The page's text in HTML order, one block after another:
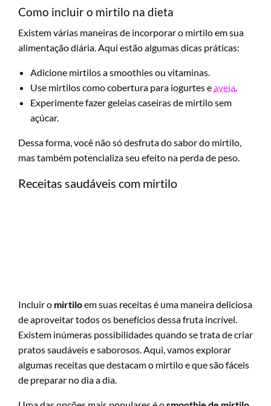
Como incluir o mirtilo na dieta
Existem várias maneiras de incorporar o mirtilo em sua
alimentação diária. Aqui estão algumas dicas práticas:
Adicione mirtilos a smoothies ou vitaminas.
Use mirtilos como cobertura para iogurtes eaveia
Experimente fazer geleias caseiras de mirtilo sem
açúcar.
Dessa forma, você não só desfruta do sabor do mirtilo,
mas também potencializa seu efeito na perda de peso.
Receitas saudáveis com mirtilo
Incluir o mirtiloem suas receitas é uma maneira deliciosa
de aproveitar todos os benefícios dessa fruta incrível.
Existem inúmeras possibilidades quando se trata de criar
pratos saudáveis e saborosos. Aqui, vamos explorar
algumas receitas que destacam o mirtilo e que são fáceis
de preparar no dia a dia.